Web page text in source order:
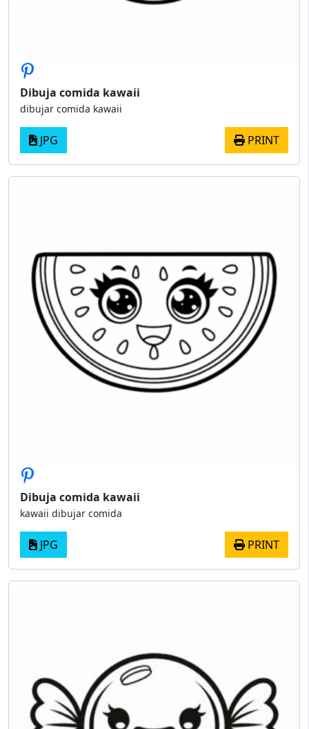
Dibuja comida kawaii
dibujar comida kawaii
JPG PRINT
Dibuja comida kawaii
kawaii dibujar comida
JPG PRINT